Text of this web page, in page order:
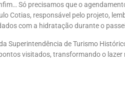
Só precisamos que o
Cotias, responsável pelo projeto,
com a hidratação durante o
Superintendência de Turismo
visitados, transformando o